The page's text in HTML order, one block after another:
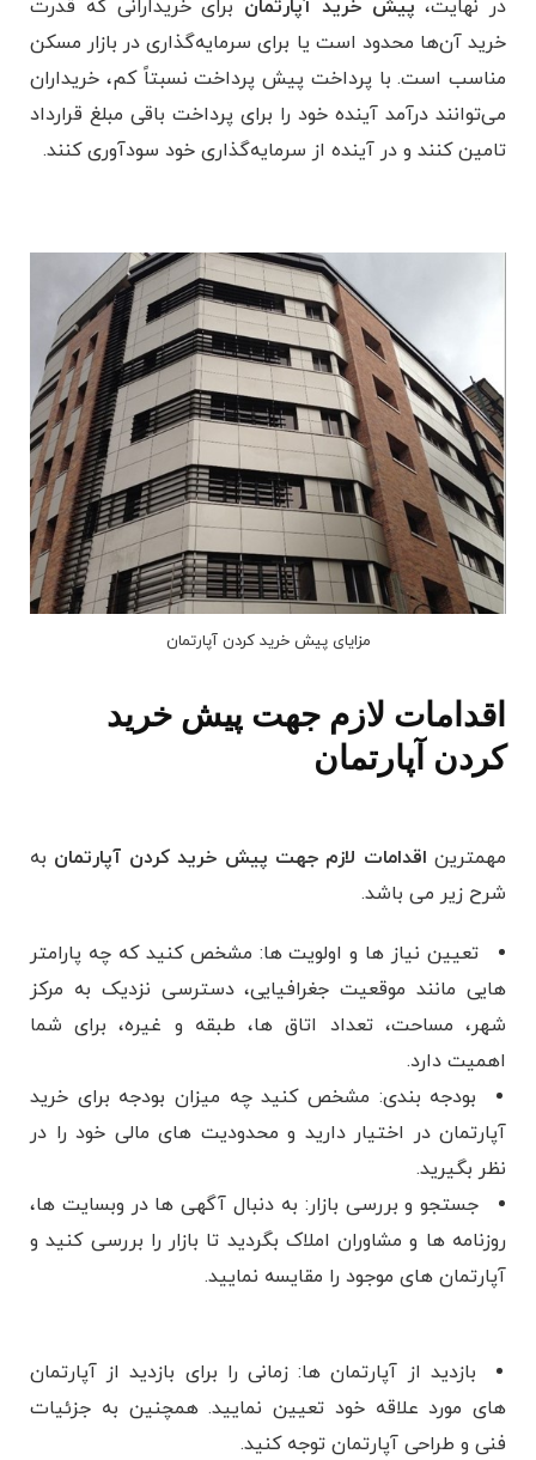
در نهایت، پیش خرید آپارتمان برای خریدارانی که قدرت
خرید آن‌ها محدود است یا برای سرمایه‌گذاری در بازار مسکن
مناسب است. با پرداخت پیش پرداخت نسبتاً کم، خریداران
می‌توانند درآمد آینده خود را برای پرداخت باقی مبلغ قرارداد
تامین کنند و در آینده از سرمایه‌گذاری خود سودآوری کنند.
مزایای پیش خرید کردن آپارتمان
اقدامات لازم جهت پیش خرید
کردن آپارتمان
مهمترین اقدامات لازم جهت پیش خرید کردن آپارتمان به
شرح زیر می باشد.
تعیین نیاز ها و اولویت ‌ها: مشخص کنید که چه پارامتر
هایی مانند موقعیت جغرافیایی، دسترسی نزدیک به مرکز
شهر، مساحت، تعداد اتاق‌ ها، طبقه و غیره، برای شما
اهمیت دارد.
بودجه‌ بندی: مشخص کنید چه میزان بودجه برای خرید
آپارتمان در اختیار دارید و محدودیت ‌های مالی خود را در
نظر بگیرید.
جستجو و بررسی بازار: به دنبال آگهی‌ ها در وبسایت ‌ها،
روزنامه‌ ها و مشاوران املاک بگردید تا بازار را بررسی کنید و
آپارتمان ‌های موجود را مقایسه نمایید.
بازدید از آپارتمان ‌ها: زمانی را برای بازدید از آپارتمان
‌های مورد علاقه خود تعیین نمایید. همچنین به جزئیات
فنی و طراحی آپارتمان توجه کنید.